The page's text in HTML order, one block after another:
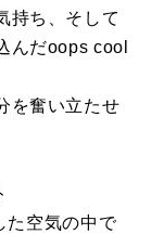
持ち、そして
んだoops cool
を奮い立たせ
た空気の中で